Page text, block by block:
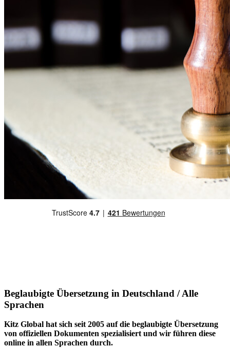
Beglaubigte Übersetzung in Deutschland / Alle
Sprachen
Kitz Global hat sich seit 2005 auf die beglaubigte Übersetzung
von offiziellen Dokumenten spezialisiert und wir führen diese
online in allen Sprachen durch.